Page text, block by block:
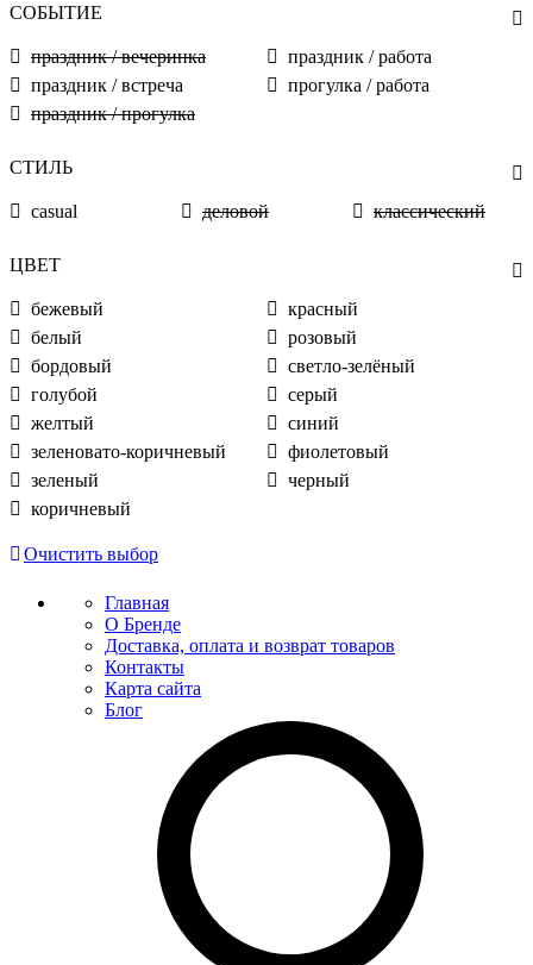
СОБЫТИЕ
праздник / вечеринка
праздник / встреча
праздник / прогулка
праздник / работа
прогулка / работа
СТИЛЬ
casual деловой классический
ЦВЕТ
бежевый
белый
бордовый
голубой
желтый
зеленовато-коричневый
зеленый
коричневый
красный
розовый
светло-зелёный
серый
синий
фиолетовый
черный
Очистить выбор
Главная
О Бренде
Доставка, оплата и возврат товаров
Контакты
Карта сайта
Блог